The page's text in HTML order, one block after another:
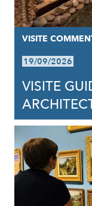
VISITE
19/09/2026
VISITE